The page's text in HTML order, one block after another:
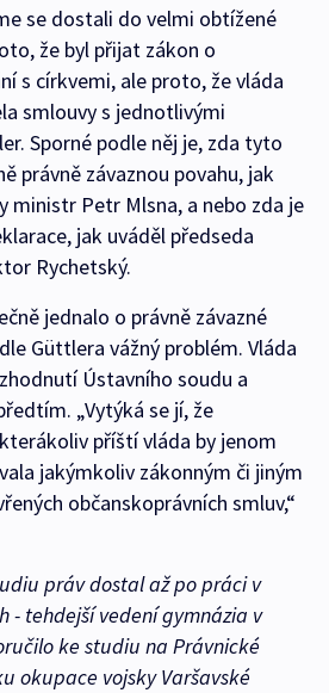
se dostali do velmi obtížené
že byl přijat zákon o
s církvemi, ale proto, že vláda
smlouvy s jednotlivými
Sporné podle něj je, zda tyto
právně závaznou povahu, jak
ministr Petr Mlsna, a nebo zda je
jak uváděl předseda
Rychetský.
jednalo o právně závazné
Güttlera vážný problém. Vláda
Ústavního soudu a
„Vytýká se jí, že
příští vláda by jenom
jakýmkoliv zákonným či jiným
občanskoprávních smluv,“
práv dostal až po práci v
- tehdejší vedení gymnázia v
ke studiu na Právnické
okupace vojsky Varšavské